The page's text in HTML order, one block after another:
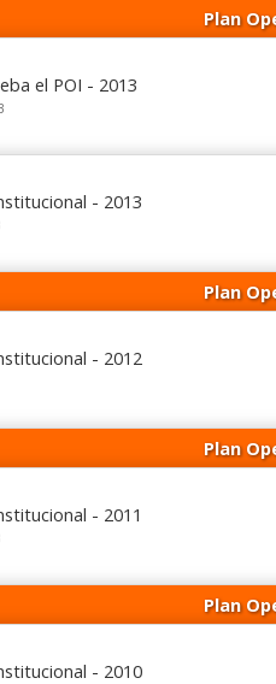
Plan
el POI - 2013
- 2013
Plan
- 2012
Plan
- 2011
Plan
- 2010